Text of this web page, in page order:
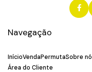
Navegação
InícioVendaPermutaSobre
Área do Cliente